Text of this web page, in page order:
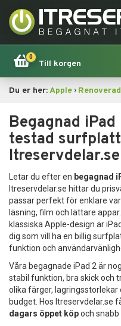
0
Till korgen
Apple
Tillbehör
Erbjudande!
Datorsökning
Dator
Reservdelar
Smartphone
Du er her:Apple›
Begagnad
testad
Itreservdelar.se
Letar du efter en begagnad
Itreservdelar.se hittar du
passar perfekt för enklare
läsning, film och lättare
klassiska Apple-design är
dig som vill ha en billig
funktion och
Våra begagnade iPad 2 är
stabil funktion, bra skick och
olika färger, lagringsstorlekar
budget. Hos Itreservdelar.se
dagars öppet köpoch